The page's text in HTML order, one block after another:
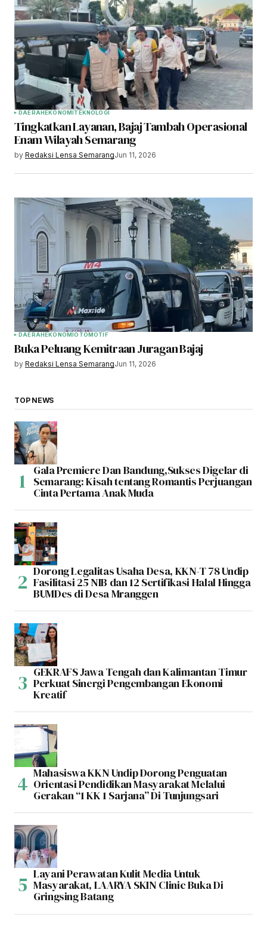
DAERAHEKONOMITEKNOLOGI
Tingkatkan Layanan, Bajaj Tambah Operasional
Enam Wilayah Semarang
by Redaksi Lensa SemarangJun 11, 2026
DAERAHEKONOMIOTOMOTIF
Buka Peluang Kemitraan Juragan Bajaj
by Redaksi Lensa SemarangJun 11, 2026
TOP NEWS
Gala Premiere Dan Bandung,Sukses Digelar di
Semarang: Kisah tentang Romantis Perjuangan
Cinta Pertama Anak Muda
Dorong Legalitas Usaha Desa, KKN-T 78 Undip
Fasilitasi 25 NIB dan 12 Sertifikasi Halal Hingga
BUMDes di Desa Mranggen
GEKRAFS Jawa Tengah dan Kalimantan Timur
Perkuat Sinergi Pengembangan Ekonomi
Kreatif
Mahasiswa KKN Undip Dorong Penguatan
Orientasi Pendidikan Masyarakat Melalui
Gerakan “1 KK 1 Sarjana” Di Tunjungsari
Layani Perawatan Kulit Media Untuk
Masyarakat, LAARYA SKIN Clinic Buka Di
Gringsing Batang